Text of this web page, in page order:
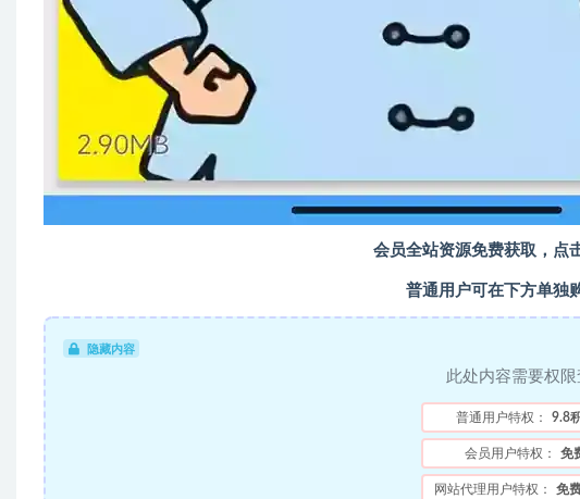
会员全站资源免费获取，点
普通用户可在下方单独
隐藏内容
此处内容需要权限
普通用户特权： 9.8
会员用户特权： 免
网站代理用户特权： 免